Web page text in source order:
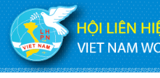
Truy cập nội dung luôn